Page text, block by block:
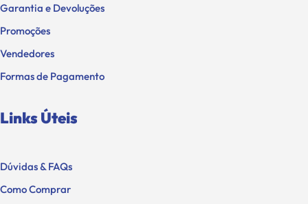
Garantia e Devoluções
Promoções
Vendedores
Formas de Pagamento
Links Úteis
Dúvidas & FAQs
Como Comprar